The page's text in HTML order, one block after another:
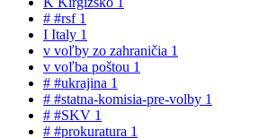
# #rsf 1
I Italy 1
v voľby zo zahraničia 1
v voľba poštou 1
# #ukrajina 1
# #statna-komisia-pre-volby 1
# #SKV 1
# #prokuratura 1